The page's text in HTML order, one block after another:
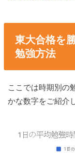
東大合格を
勉強方法
ここでは時期別の
かな数字をご紹介